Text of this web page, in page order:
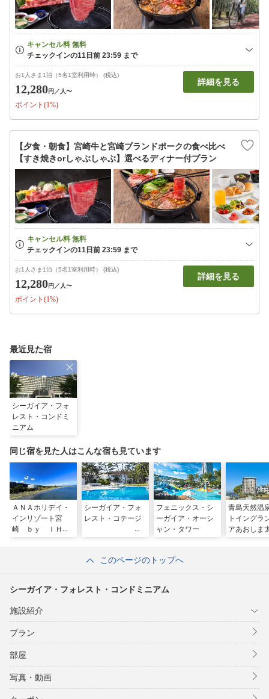
お1人さま1泊（5名1室利用時） (税込)
12,280円 ／人〜
ポイント(1%)
詳細を見る
【夕食・朝食】宮崎牛と宮崎ブランドポークの食べ比べ
【すき焼きorしゃぶしゃぶ】選べるディナー付プラン
お1人さま1泊（5名1室利用時） (税込)
12,280円 ／人〜
ポイント(1%)
詳細を見る
最近見た宿
シーガイア・フォ
レスト・コンドミ
ニアム
同じ宿を見た人はこんな宿も見ています
ＡＮＡホリデイ・
インリゾート宮
崎 ｂｙ ＩＨＧ
シーガイア・フォ
レスト・コテージ
フェニックス・シ
ーガイア・オーシ
ャン・タワー
青島天然温
トイングラ
アあおしま
このページのトップへ
シーガイア・フォレスト・コンドミニアム
施設紹介
プラン
部屋
写真・動画